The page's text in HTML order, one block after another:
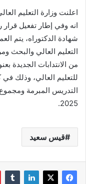
انه وفي إطار تفعيل
شهادة الدكتوراه، يتم
التعليم العالي والبحث
للتعليم العالي، وذلك
2025.
قيس سعيد